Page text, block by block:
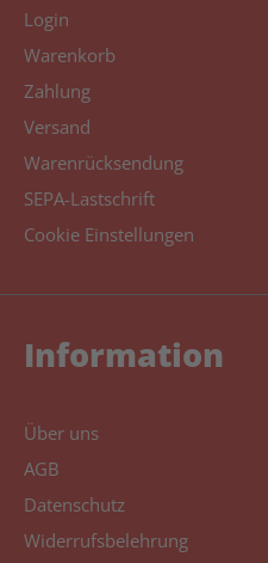
Login
Warenkorb
Zahlung
Versand
Warenrücksendung
SEPA-Lastschrift
Cookie Einstellungen
Information
Über uns
AGB
Datenschutz
Widerrufsbelehrung